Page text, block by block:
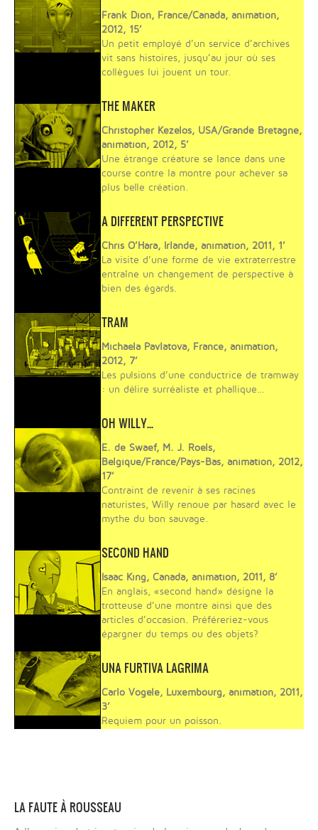
Frank Dion, France/Canada, animation,
2012, 15’
Un petit employé d’un service d’archives
vit sans histoires, jusqu’au jour où ses
collègues lui jouent un tour.
THE MAKER
Christopher Kezelos, USA/Grande Bretagne,
animation, 2012, 5’
Une étrange créature se lance dans une
course contre la montre pour achever sa
plus belle création.
A DIFFERENT PERSPECTIVE
Chris O’Hara, Irlande, animation, 2011, 1’
La visite d’une forme de vie extraterrestre
entraîne un changement de perspective à
bien des égards.
TRAM
Michaela Pavlatova, France, animation,
2012, 7’
Les pulsions d’une conductrice de tramway
: un délire surréaliste et phallique…
OH WILLY…
E. de Swaef, M. J. Roels,
Belgique/France/Pays-Bas, animation, 2012,
17’
Contraint de revenir à ses racines
naturistes, Willy renoue par hasard avec le
mythe du bon sauvage.
SECOND HAND
Isaac King, Canada, animation, 2011, 8’
En anglais, «second hand» désigne la
trotteuse d’une montre ainsi que des
articles d’occasion. Préféreriez-vous
épargner du temps ou des objets?
UNA FURTIVA LAGRIMA
Carlo Vogele, Luxembourg, animation, 2011,
3’
Requiem pour un poisson.
LA FAUTE À ROUSSEAU